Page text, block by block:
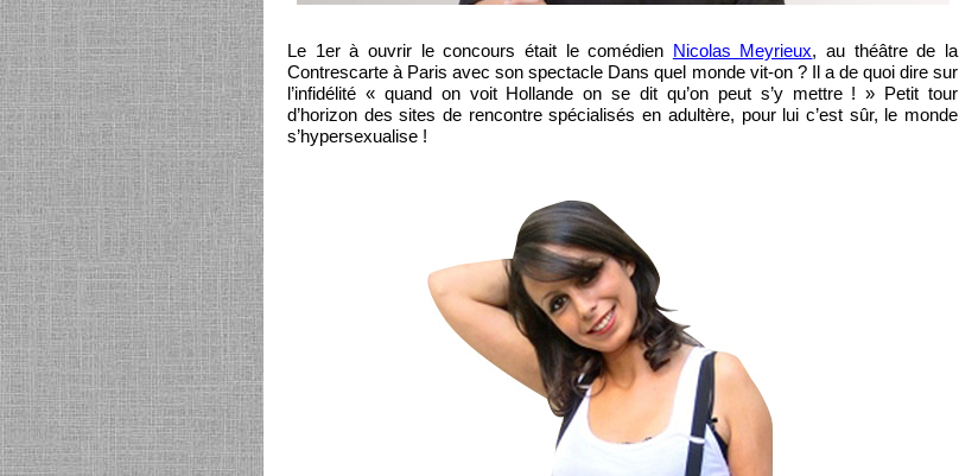
Le 1er à ouvrir le concours était le comédien Nicolas Meyrieux, au théâtre de la
Contrescarte à Paris avec son spectacle Dans quel monde vit-on ? Il a de quoi dire sur
l’infidélité « quand on voit Hollande on se dit qu’on peut s’y mettre ! » Petit tour
d’horizon des sites de rencontre spécialisés en adultère, pour lui c’est sûr, le monde
s’hypersexualise !